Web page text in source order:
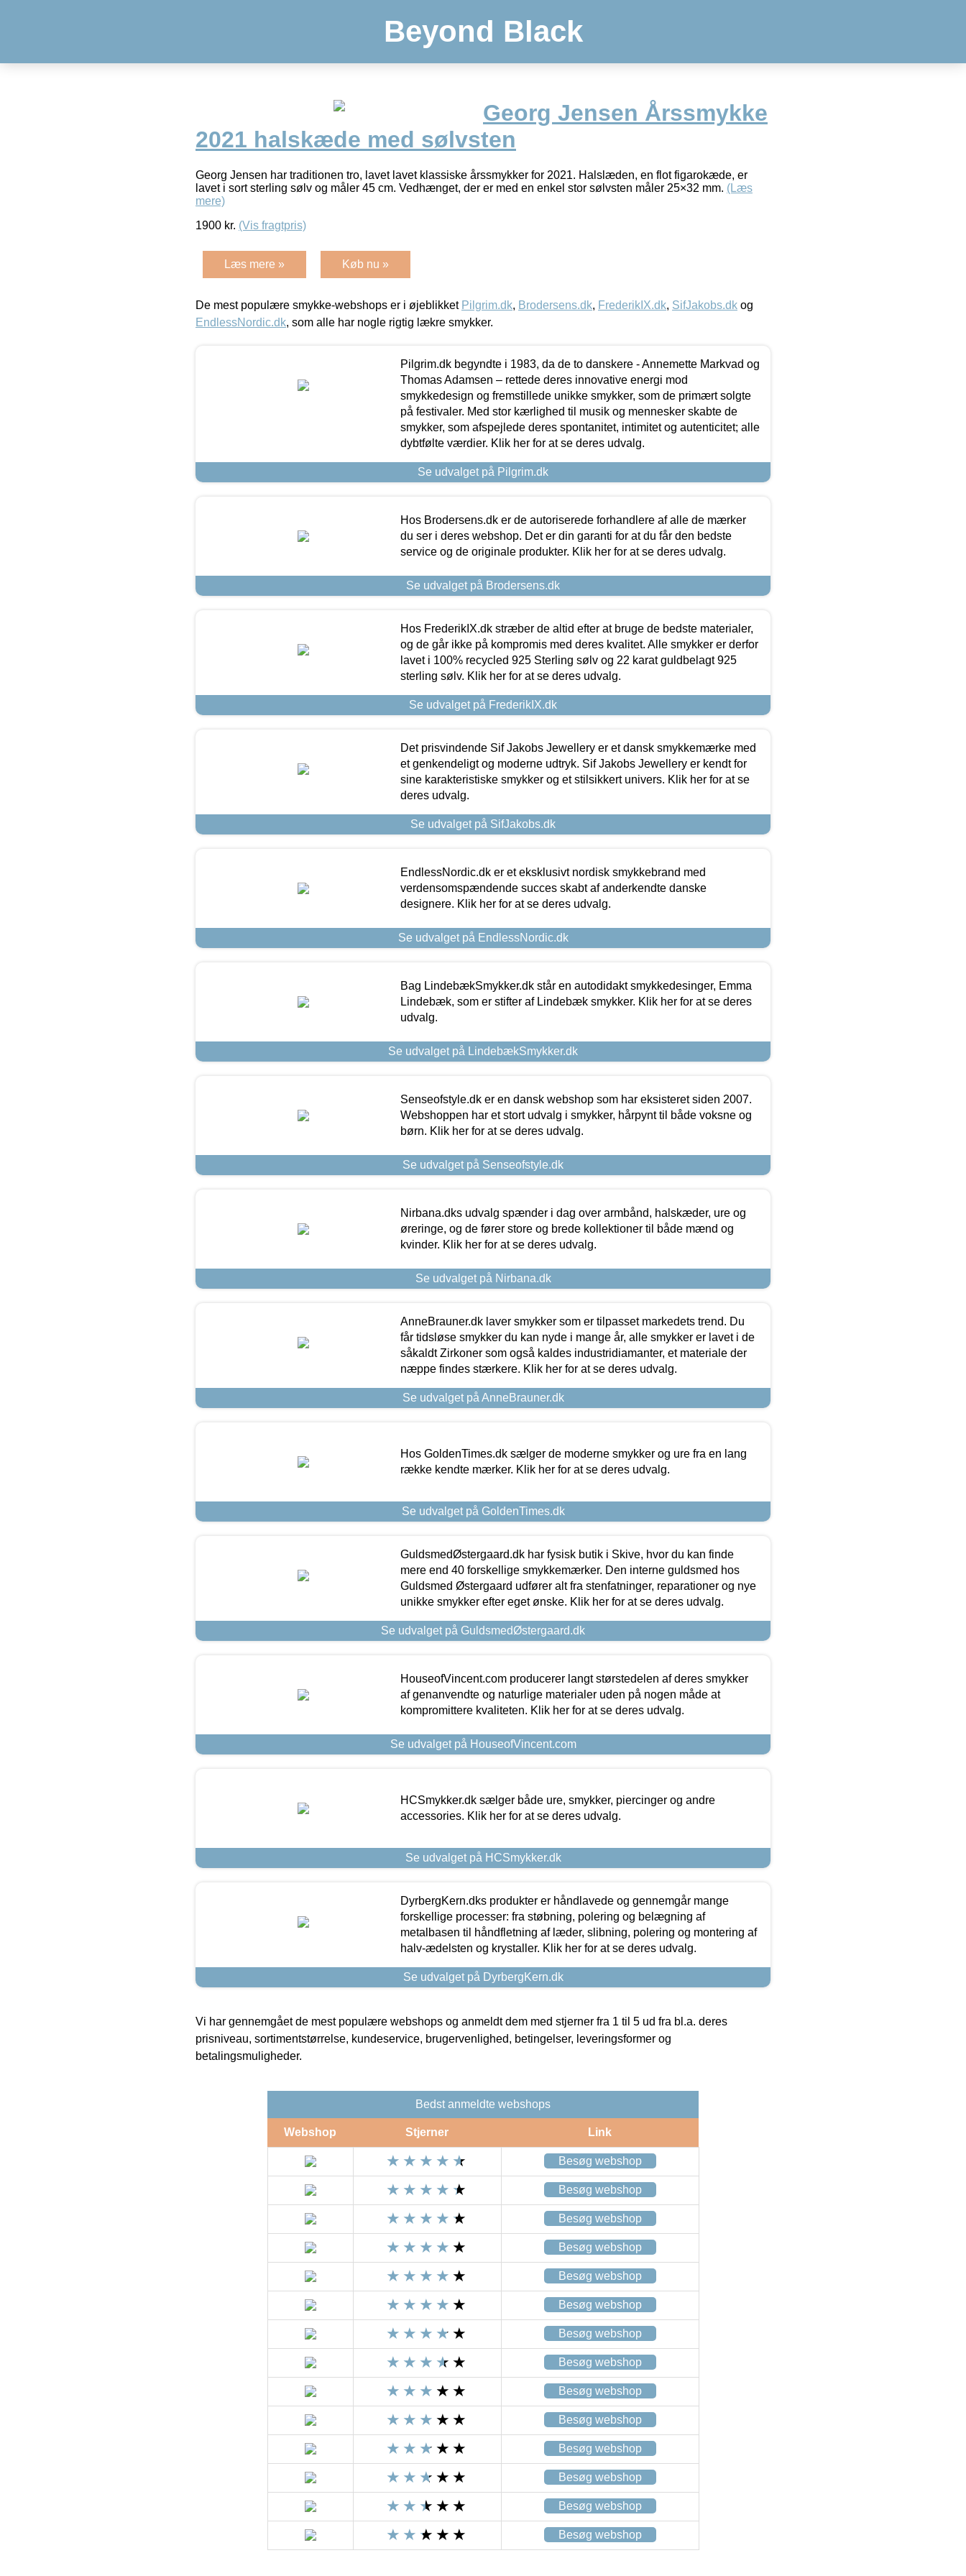
Beyond Black
Georg Jensen Årssmykke
2021 halskæde med sølvsten
Georg Jensen har traditionen tro, lavet lavet klassiske årssmykker for 2021. Halslæden, en flot figarokæde, er
lavet i sort sterling sølv og måler 45 cm. Vedhænget, der er med en enkel stor sølvsten måler 25×32 mm. (Læs
mere)
1900 kr. (Vis fragtpris)
Læs mere » Køb nu »
De mest populære smykke-webshops er i øjeblikket Pilgrim.dk, Brodersens.dk, FrederikIX.dk, SifJakobs.dk og
EndlessNordic.dk, som alle har nogle rigtig lækre smykker.
Pilgrim.dk begyndte i 1983, da de to danskere - Annemette Markvad og
Thomas Adamsen – rettede deres innovative energi mod
smykkedesign og fremstillede unikke smykker, som de primært solgte
på festivaler. Med stor kærlighed til musik og mennesker skabte de
smykker, som afspejlede deres spontanitet, intimitet og autenticitet; alle
dybtfølte værdier. Klik her for at se deres udvalg.
Se udvalget på Pilgrim.dk
Hos Brodersens.dk er de autoriserede forhandlere af alle de mærker
du ser i deres webshop. Det er din garanti for at du får den bedste
service og de originale produkter. Klik her for at se deres udvalg.
Se udvalget på Brodersens.dk
Hos FrederikIX.dk stræber de altid efter at bruge de bedste materialer,
og de går ikke på kompromis med deres kvalitet. Alle smykker er derfor
lavet i 100% recycled 925 Sterling sølv og 22 karat guldbelagt 925
sterling sølv. Klik her for at se deres udvalg.
Se udvalget på FrederikIX.dk
Det prisvindende Sif Jakobs Jewellery er et dansk smykkemærke med
et genkendeligt og moderne udtryk. Sif Jakobs Jewellery er kendt for
sine karakteristiske smykker og et stilsikkert univers. Klik her for at se
deres udvalg.
Se udvalget på SifJakobs.dk
EndlessNordic.dk er et eksklusivt nordisk smykkebrand med
verdensomspændende succes skabt af anderkendte danske
designere. Klik her for at se deres udvalg.
Se udvalget på EndlessNordic.dk
Bag LindebækSmykker.dk står en autodidakt smykkedesinger, Emma
Lindebæk, som er stifter af Lindebæk smykker. Klik her for at se deres
udvalg.
Se udvalget på LindebækSmykker.dk
Senseofstyle.dk er en dansk webshop som har eksisteret siden 2007.
Webshoppen har et stort udvalg i smykker, hårpynt til både voksne og
børn. Klik her for at se deres udvalg.
Se udvalget på Senseofstyle.dk
Nirbana.dks udvalg spænder i dag over armbånd, halskæder, ure og
øreringe, og de fører store og brede kollektioner til både mænd og
kvinder. Klik her for at se deres udvalg.
Se udvalget på Nirbana.dk
AnneBrauner.dk laver smykker som er tilpasset markedets trend. Du
får tidsløse smykker du kan nyde i mange år, alle smykker er lavet i de
såkaldt Zirkoner som også kaldes industridiamanter, et materiale der
næppe findes stærkere. Klik her for at se deres udvalg.
Se udvalget på AnneBrauner.dk
Hos GoldenTimes.dk sælger de moderne smykker og ure fra en lang
række kendte mærker. Klik her for at se deres udvalg.
Se udvalget på GoldenTimes.dk
GuldsmedØstergaard.dk har fysisk butik i Skive, hvor du kan finde
mere end 40 forskellige smykkemærker. Den interne guldsmed hos
Guldsmed Østergaard udfører alt fra stenfatninger, reparationer og nye
unikke smykker efter eget ønske. Klik her for at se deres udvalg.
Se udvalget på GuldsmedØstergaard.dk
HouseofVincent.com producerer langt størstedelen af deres smykker
af genanvendte og naturlige materialer uden på nogen måde at
kompromittere kvaliteten. Klik her for at se deres udvalg.
Se udvalget på HouseofVincent.com
HCSmykker.dk sælger både ure, smykker, piercinger og andre
accessories. Klik her for at se deres udvalg.
Se udvalget på HCSmykker.dk
DyrbergKern.dks produkter er håndlavede og gennemgår mange
forskellige processer: fra støbning, polering og belægning af
metalbasen til håndfletning af læder, slibning, polering og montering af
halv-ædelsten og krystaller. Klik her for at se deres udvalg.
Se udvalget på DyrbergKern.dk
Vi har gennemgået de mest populære webshops og anmeldt dem med stjerner fra 1 til 5 ud fra bl.a. deres
prisniveau, sortimentstørrelse, kundeservice, brugervenlighed, betingelser, leveringsformer og
betalingsmuligheder.
Bedst anmeldte webshops
Webshop Stjerner Link
Besøg webshop
Besøg webshop
Besøg webshop
Besøg webshop
Besøg webshop
Besøg webshop
Besøg webshop
Besøg webshop
Besøg webshop
Besøg webshop
Besøg webshop
Besøg webshop
Besøg webshop
Besøg webshop